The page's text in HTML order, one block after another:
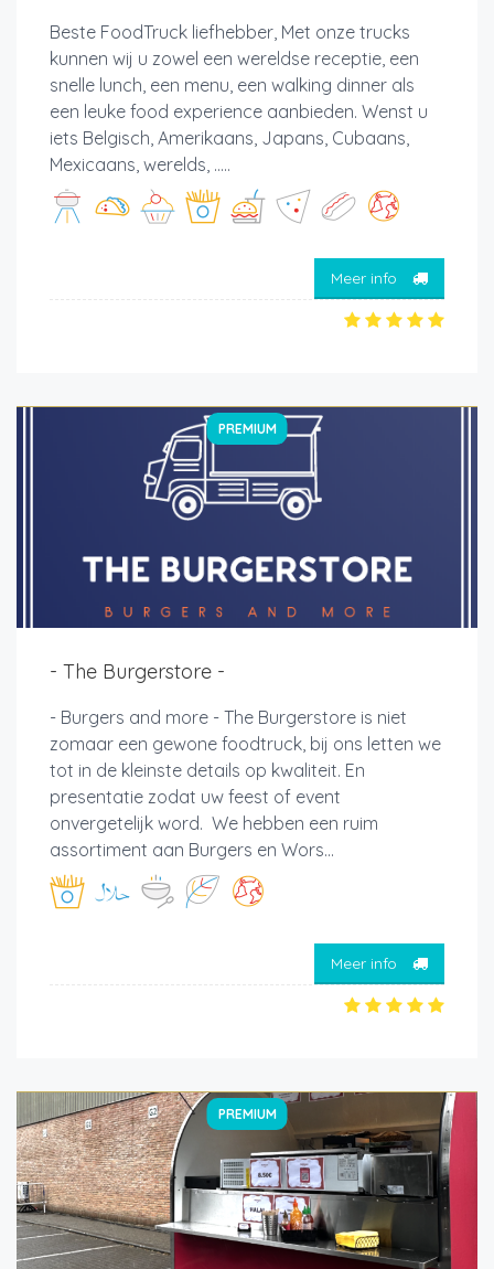
Beste FoodTruck liefhebber, Met onze trucks
kunnen wij u zowel een wereldse receptie, een
snelle lunch, een menu, een walking dinner als
een leuke food experience aanbieden. Wenst u
iets Belgisch, Amerikaans, Japans, Cubaans,
Mexicaans, werelds, .....
Meer info
PREMIUM
- The Burgerstore -
- Burgers and more - The Burgerstore is niet
zomaar een gewone foodtruck, bij ons letten we
tot in de kleinste details op kwaliteit. En
presentatie zodat uw feest of event
onvergetelijk word. We hebben een ruim
assortiment aan Burgers en Wors...
Meer info
PREMIUM